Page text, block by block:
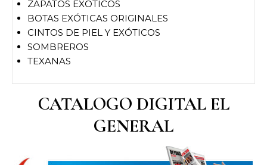
ZAPATOS EXOTICOS
BOTAS EXÓTICAS ORIGINALES
CINTOS DE PIEL Y EXÓTICOS
SOMBREROS
TEXANAS
CATALOGO DIGITAL EL
GENERAL